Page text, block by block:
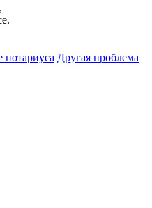
нотариуса Другая проблема